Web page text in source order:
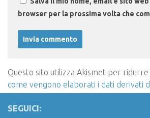
browser per la prossima volta che
Questo sito utilizza Akismet per ridurre
come vengono elaborati i dati derivati
SEGUICI: